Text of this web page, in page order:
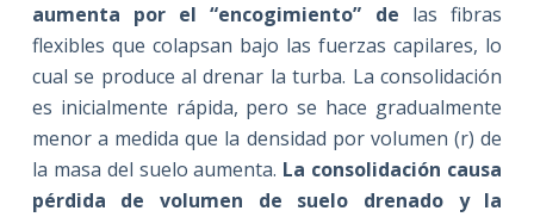
aumenta por el “encogimiento” de las fibras
flexibles que colapsan bajo las fuerzas capilares, lo
cual se produce al drenar la turba. La consolidación
es inicialmente rápida, pero se hace gradualmente
menor a medida que la densidad por volumen (r) de
la masa del suelo aumenta. La consolidación causa
pérdida de volumen de suelo drenado y la